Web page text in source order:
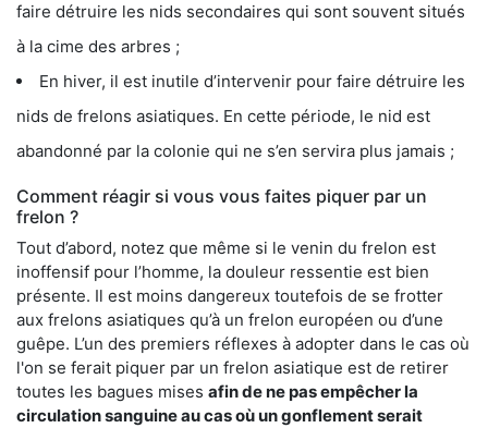
faire détruire les nids secondaires qui sont souvent situés
à la cime des arbres ;
En hiver, il est inutile d’intervenir pour faire détruire les
nids de frelons asiatiques. En cette période, le nid est
abandonné par la colonie qui ne s’en servira plus jamais ;
Comment réagir si vous vous faites piquer par un
frelon ?
Tout d’abord, notez que même si le venin du frelon est
inoffensif pour l’homme, la douleur ressentie est bien
présente. Il est moins dangereux toutefois de se frotter
aux frelons asiatiques qu’à un frelon européen ou d’une
guêpe. L’un des premiers réflexes à adopter dans le cas où
l'on se ferait piquer par un frelon asiatique est de retirer
toutes les bagues mises afin de ne pas empêcher la
circulation sanguine au cas où un gonflement serait